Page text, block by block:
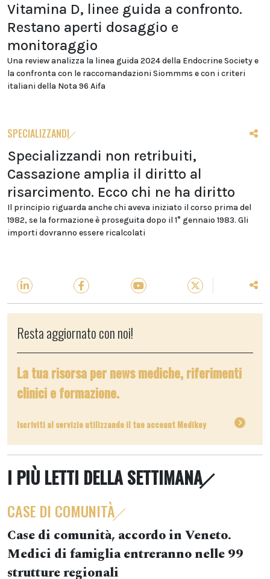
Vitamina D, linee guida a confronto.
Restano aperti dosaggio e
monitoraggio
Una review analizza la linea guida 2024 della Endocrine Society e
la confronta con le raccomandazioni Siommms e con i criteri
italiani della Nota 96 Aifa
SPECIALIZZANDI
Specializzandi non retribuiti,
Cassazione amplia il diritto al
risarcimento. Ecco chi ne ha diritto
Il principio riguarda anche chi aveva iniziato il corso prima del
1982, se la formazione è proseguita dopo il 1° gennaio 1983. Gli
importi dovranno essere ricalcolati
Resta aggiornato con noi!
La tua risorsa per news mediche, riferimenti
clinici e formazione.
Iscriviti al servizio utilizzando il tuo account Medikey
I PIÙ LETTI DELLA SETTIMANA
CASE DI COMUNITÀ
Case di comunità, accordo in Veneto.
Medici di famiglia entreranno nelle 99
strutture regionali